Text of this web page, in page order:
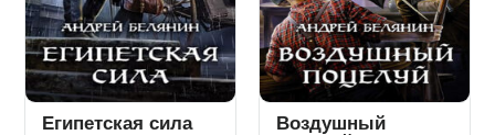
Сэр рыцарь Лис Египетская